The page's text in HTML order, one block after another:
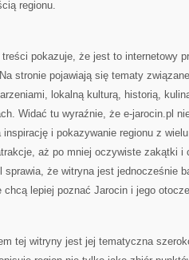
regionu.
pokazuje, że jest to internetowy
stronie pojawiają się tematy
lokalną kulturą, historią,
Widać tu wyraźnie, że e-jarocin.pl
i pokazywanie regionu z
aż po mniej oczywiste zakątki i
sprawia, że witryna jest jednocześnie
chcą lepiej poznać Jarocin i jego
tej witryny jest jej tematyczna